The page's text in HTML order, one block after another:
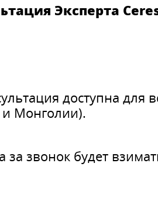
Эксперта
доступна для
и Монголии).
звонок будет